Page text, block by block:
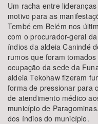
Subtema
Área de Levantamento
Área Protegida
Um racha entre
motivo para as
Tembé em Belém nos
com o procurador-geral
índios da aldeia Canindé
rumos que foram
ocupação da sede da
aldeia Tekohaw fizeram
forma de pressionar para
de atendimento médico
município de
dos índios do município.